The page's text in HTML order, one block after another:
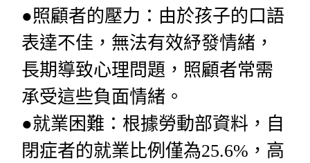
●照顧者的壓力：由於孩子的口語
表達不佳，無法有效紓發情緒，
長期導致心理問題，照顧者常需
承受這些負面情緒。
●就業困難：根據勞動部資料，自
閉症者的就業比例僅為25.6%，高